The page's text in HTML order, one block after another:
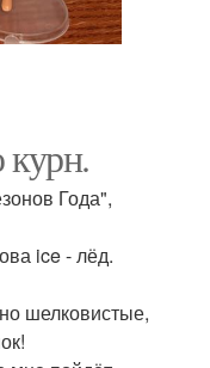
Года",
ice - лёд.
шелковистые,